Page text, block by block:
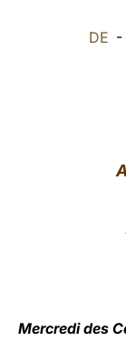
DE -
Mercredi des